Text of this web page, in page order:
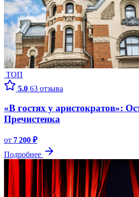
ТОП
5.0 63 отзыва
«В гостях у аристократов»:
Пречистенка
от 7 200 ₽
Подробнее